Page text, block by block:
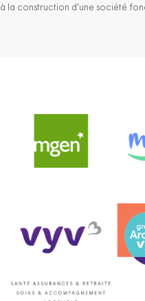
la construction d'une société